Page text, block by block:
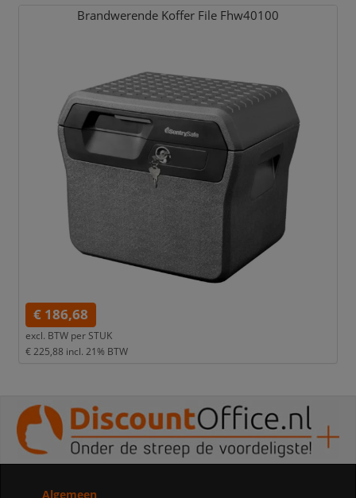
Brandwerende Koffer File Fhw40100
€ 186,68
excl. BTW per STUK
€ 225,88 incl. 21% BTW
Algemeen